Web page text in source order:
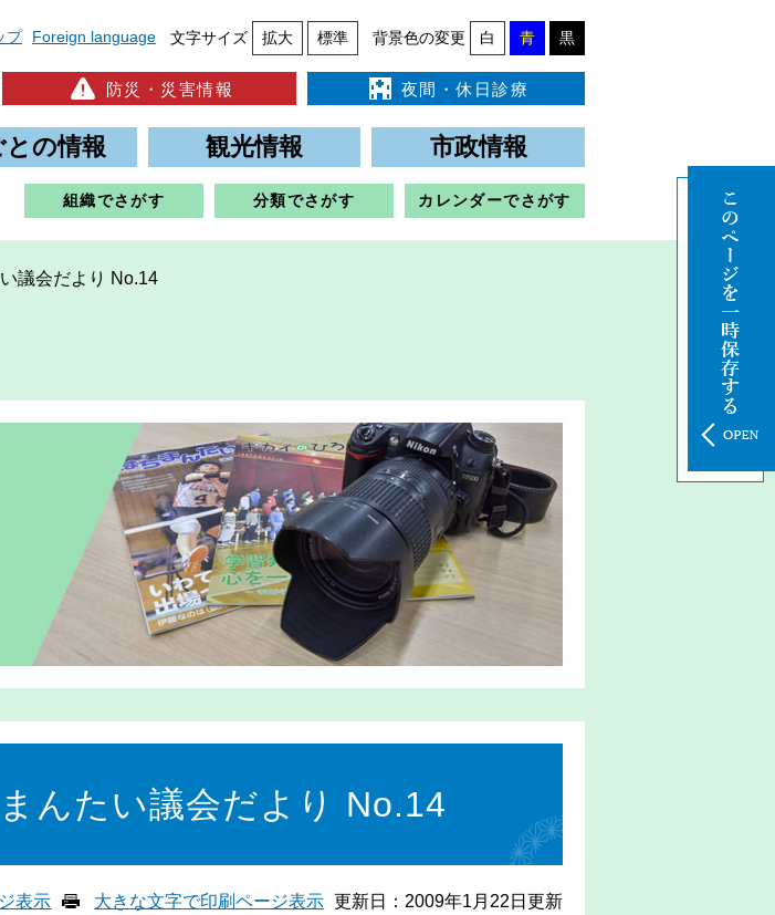
プ Foreign language 文字サイズ 拡大 標準 背景色の変更 白 青 黒
防災・災害情報 夜間・休日診療
との情報 観光情報 市政情報
組織でさがす 分類でさがす カレンダーでさがす
議会だより No.14
んたい議会だより No.14
表示 大きな文字で印刷ページ表示 更新日：2009年1月22日更新